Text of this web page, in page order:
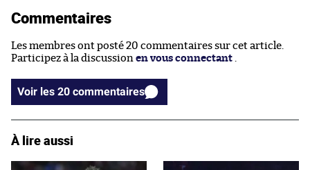
Commentaires
Les membres ont posté 20 commentaires sur cet article.
Participez à la discussion en vous connectant .
Voir les 20 commentaires
À lire aussi